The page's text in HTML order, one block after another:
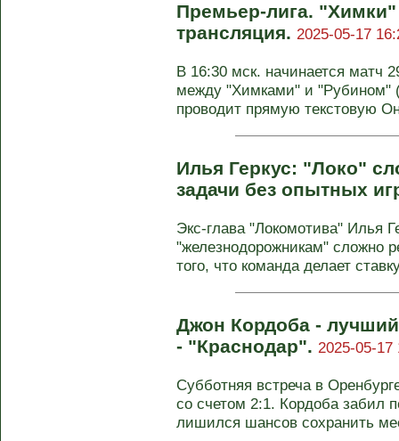
Премьер-лига.
трансляция. 2025-05-17
В 16:30 мск. начинается матч
между "Химками" и "Рубином"
проводит прямую текстовую
Илья Геркус: "Локо"
задачи без опытных
Экс-глава "Локомотива" Илья
"железнодорожникам" сложно
того, что команда делает
Джон Кордоба -
- "Краснодар". 2025-05-17
Субботняя встреча в
со счетом 2:1. Кордоба забил
лишился шансов сохранить